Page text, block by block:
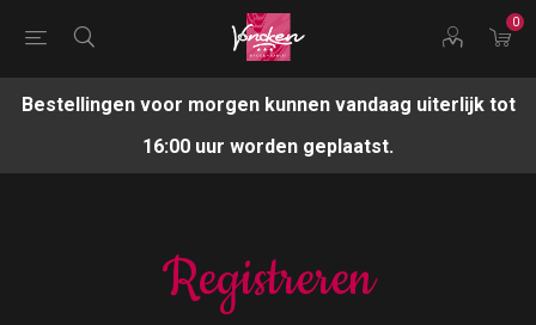
0
Bestellingen voor morgen kunnen vandaag uiterlijk tot
16:00 uur worden geplaatst.
Registreren